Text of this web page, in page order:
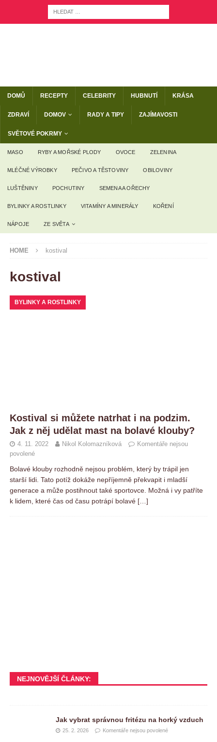
DOMŮ RECEPTY CELEBRITY HUBNUTÍ KRÁSA
ZDRAVÍ DOMOV RADY A TIPY ZAJÍMAVOSTI
SVĚTOVÉ POKRMY
MASO RYBY A MOŘSKÉ PLODY OVOCE ZELENINA
MLÉČNÉ VÝROBKY PEČIVO A TĚSTOVINY OBILOVINY
LUŠTĚNINY POCHUTINY SEMENA A OŘECHY
BYLINKY A ROSTLINKY VITAMÍNY A MINERÁLY KOŘENÍ
NÁPOJE ZE SVĚTA
HOME kostival
kostival
BYLINKY A ROSTLINKY
Kostival si můžete natrhat i na podzim.
Jak z něj udělat mast na bolavé klouby?
4. 11. 2022 Nikol Kolomazníková
Komentáře nejsou
povolené
Bolavé klouby rozhodně nejsou problém, který by trápil jen
starší lidi. Tato potíž dokáže nepříjemně překvapit i mladší
generace a může postihnout také sportovce. Možná i vy patříte
k lidem, které čas od času potrápí bolavé […]
NEJNOVĚJŠÍ ČLÁNKY:
Jak vybrat správnou fritézu na horký vzduch
25. 2. 2026 Komentáře nejsou povolené